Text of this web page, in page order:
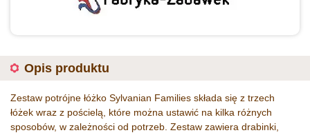
Opis produktu
Zestaw potrójne łóżko Sylvanian Families składa się z trzech
łóżek wraz z pościelą, które można ustawić na kilka różnych
sposobów, w zależności od potrzeb. Zestaw zawiera drabinki,